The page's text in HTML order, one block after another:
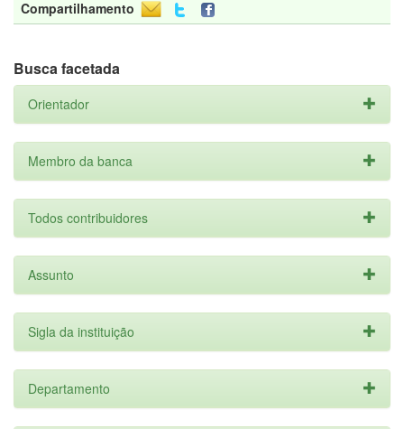
Compartilhamento
Busca facetada
Orientador
Membro da banca
Todos contribuidores
Assunto
Sigla da instituição
Departamento